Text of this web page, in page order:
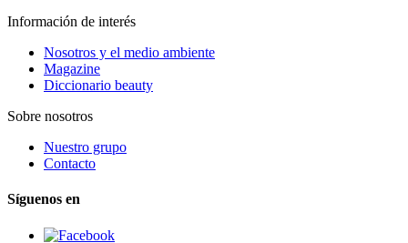
Información de interés
Nosotros y el medio ambiente
Magazine
Diccionario beauty
Sobre nosotros
Nuestro grupo
Contacto
Síguenos en